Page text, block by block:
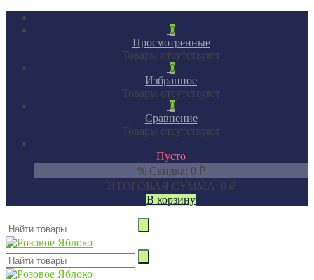
0
Просмотренные
Товары отсутствуют
0
Избранное
Товары отсутствуют
0
Сравнение
Товары отсутствуют
Пусто
% Скидка: 0 ₽
ИТОГОВАЯ СУММА: 0 ₽
В корзину